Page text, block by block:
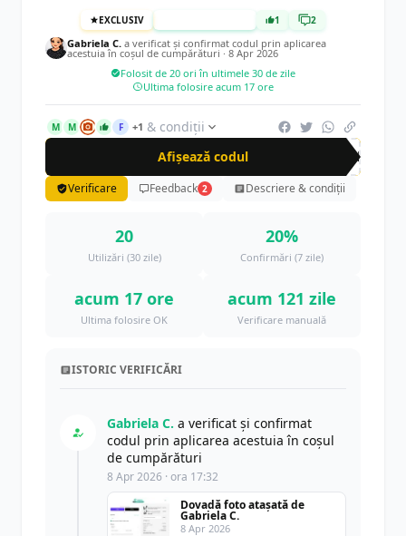
EXCLUSIV 1 2
Gabriela C. a verificat și confirmat codul prin aplicarea
acestuia în coșul de cumpărături · 8 Apr 2026
Folosit de 20 ori în ultimele 30 de zile
Ultima folosire acum 17 ore
M M F +1 & condiții
Afișează codul
CRN
Verificare Feedback 2 Descriere & condiții
20
Utilizări (30 zile)
20%
Confirmări (7 zile)
acum 17 ore
Ultima folosire OK
acum 121 zile
Verificare manuală
ISTORIC VERIFICĂRI
Gabriela C. a verificat și confirmat
codul prin aplicarea acestuia în coșul
de cumpărături
8 Apr 2026 · ora 17:32
Dovadă foto atașată de
Gabriela C.
8 Apr 2026